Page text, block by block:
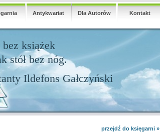
Antykwariat Dla Autorów Kontakt
książek
stół bez nóg.
Ildefons Gałczyński
przejdź do księgarni »